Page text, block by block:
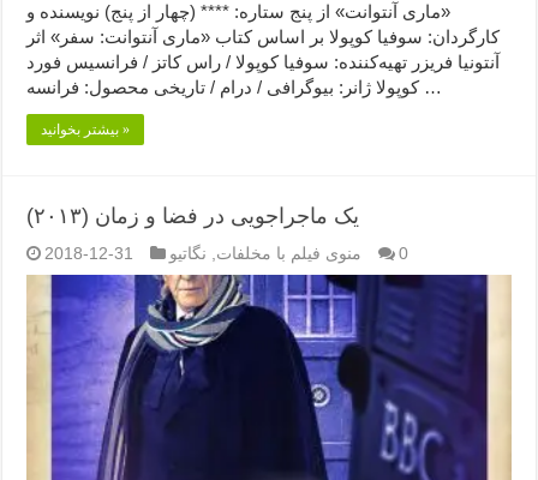
«ماری آنتوانت» از پنج ستاره: **** (چهار از پنج) نویسنده و
کارگردان: سوفیا کوپولا بر اساس کتاب «ماری آنتوانت: سفر» اثر
آنتونیا فریزر تهیه‌کننده: سوفیا کوپولا / راس کاتز / فرانسیس فورد
کوپولا ژانر: بیوگرافی / درام / تاریخی محصول: فرانسه …
بیشتر بخوانید »
یک ماجراجویی در فضا و زمان (۲۰۱۳)
2018-12-31 منوی فیلم با مخلفات نگاتیو 0